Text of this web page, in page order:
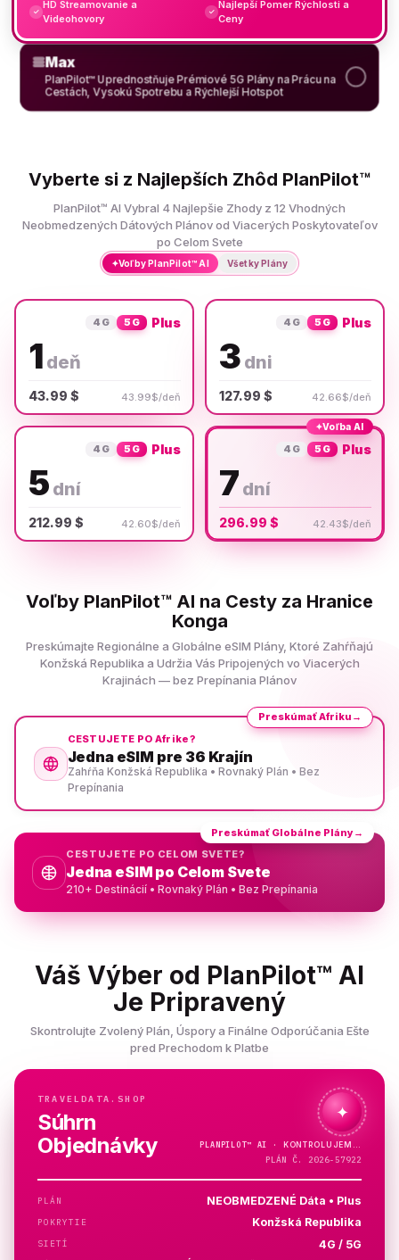
✓
HD Streamovanie a
Videohovory
✓
Najlepší Pomer Rýchlosti a
Ceny
Max
PlanPilot™ Uprednostňuje Prémiové 5G Plány na Prácu na
Cestách, Vysokú Spotrebu a Rýchlejší Hotspot
Vyberte si z Najlepších Zhôd PlanPilot™
PlanPilot™ AI Vybral 4 Najlepšie Zhody z 12 Vhodných
Neobmedzených Dátových Plánov od Viacerých Poskytovateľov
po Celom Svete
✦Voľby PlanPilot™ AI Všetky Plány
4G 5G Plus
1 deň
43.99 $ 43.99$/deň
4G 5G Plus
3 dni
127.99 $ 42.66$/deň
4G 5G Plus
5 dní
212.99 $ 42.60$/deň
✦Voľba AI
4G 5G Plus
7 dní
296.99 $ 42.43$/deň
Voľby PlanPilot™ AI na Cesty za Hranice
Konga
Preskúmajte Regionálne a Globálne eSIM Plány, Ktoré Zahŕňajú
Konžská Republika a Udržia Vás Pripojených vo Viacerých
Krajinách — bez Prepínania Plánov
CESTUJETE PO Afrike?
Jedna eSIM pre 36 Krajín
Zahŕňa Konžská Republika • Rovnaký Plán • Bez
Prepínania
Preskúmať Afriku →
CESTUJETE PO CELOM SVETE?
Jedna eSIM po Celom Svete
210+ Destinácií • Rovnaký Plán • Bez Prepínania
Preskúmať Globálne Plány→
Váš Výber od PlanPilot™ AI
Je Pripravený
Skontrolujte Zvolený Plán, Úspory a Finálne Odporúčania Ešte
pred Prechodom k Platbe
TRAVELDATA.SHOP
Súhrn
Objednávky
✦
PLANPILOT™ AI ·
PLÁN Č. 2026-57922
PLÁN NEOBMEDZENÉ Dáta • Plus
POKRYTIE Konžská Republika
SIETÍ 4G / 5G